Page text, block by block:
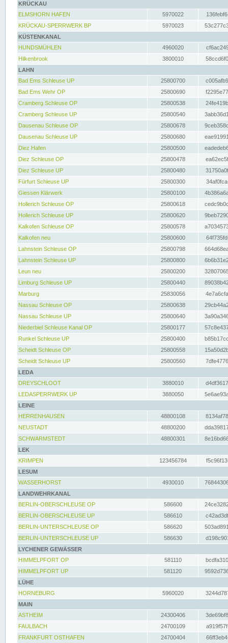
KRÜCKAU
ELMSHORN HAFEN
5970022
KRÜCKAU-SPERRWERK BP
5970023
KÜSTENKANAL
HUNDSMÜHLEN
4960020
Hilkenbrook
3800010
LAHN
Bad Ems Schleuse UP
25800700
Bad Ems Wehr OP
25800690
Cramberg Schleuse OP
25800538
Cramberg Schleuse UP
25800540
Dausenau Schleuse OP
25800678
Dausenau Schleuse UP
25800680
Diez Hafen
25800500
Diez Schleuse OP
25800478
Diez Schleuse UP
25800480
Fürfurt Schleuse UP
25800300
Giessen Klärwerk
25800100
Hollerich Schleuse OP
25800618
Hollerich Schleuse UP
25800620
Kalkofen Schleuse OP
25800578
Kalkofen neu
25800600
Lahnstein Schleuse OP
25800798
Lahnstein Schleuse UP
25800800
Leun neu
25800200
Limburg Schleuse UP
25800440
Marburg
25830056
Nassau Schleuse OP
25800638
Nassau Schleuse UP
25800640
Niederbiel Schleuse Kanal OP
25800177
Runkel Schleuse UP
25800400
Scheidt Schleuse OP
25800558
Scheidt Schleuse UP
25800560
LEDA
DREYSCHLOOT
3880010
LEDASPERRWERK UP
3880050
LEINE
HERRENHAUSEN
48800108
NEUSTADT
48800200
SCHWARMSTEDT
48800301
LEK
KRIMPEN
123456784
LESUM
WASSERHORST
4930010
LANDWEHRKANAL
BERLIN-OBERSCHLEUSE OP
586600
BERLIN-OBERSCHLEUSE UP
586610
BERLIN-UNTERSCHLEUSE OP
586620
BERLIN-UNTERSCHLEUSE UP
586630
LYCHENER GEWÄSSER
HIMMELPFORT OP
581110
HIMMELPFORT UP
581120
LÜHE
HORNEBURG
5960020
MAIN
ASTHEIM
24300406
FAULBACH
24700109
FRANKFURT OSTHAFEN
24700404